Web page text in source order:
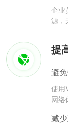
企业
源，
提
避
使用
网络
减